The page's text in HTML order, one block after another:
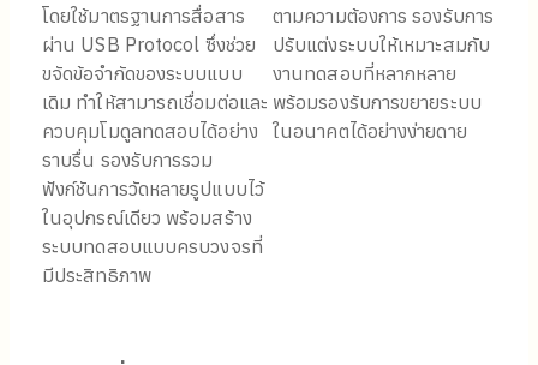
โดยใช้มาตรฐานการสื่อสาร
ผ่าน USB Protocol ซึ่งช่วย
ขจัดข้อจำกัดของระบบแบบ
เดิม ทำให้สามารถเชื่อมต่อและ
ควบคุมโมดูลทดสอบได้อย่าง
ราบรื่น รองรับการรวม
ฟังก์ชันการวัดหลายรูปแบบไว้
ในอุปกรณ์เดียว พร้อมสร้าง
ระบบทดสอบแบบครบวงจรที่
มีประสิทธิภาพ
ตามความต้องการ รองรับการ
ปรับแต่งระบบให้เหมาะสมกับ
งานทดสอบที่หลากหลาย
พร้อมรองรับการขยายระบบ
ในอนาคตได้อย่างง่ายดาย